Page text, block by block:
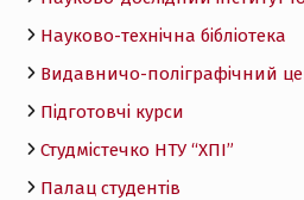
Науково-технічна бібліотека
Видавничо-поліграфічний
Підготовчі курси
Студмістечко НТУ “ХПІ”
Палац студентів